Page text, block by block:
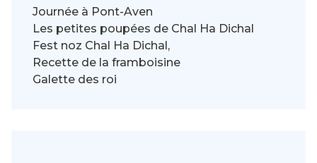
Journée à Pont-Aven
Les petites poupées de Chal Ha Dichal
Fest noz Chal Ha Dichal,
Recette de la framboisine
Galette des roi